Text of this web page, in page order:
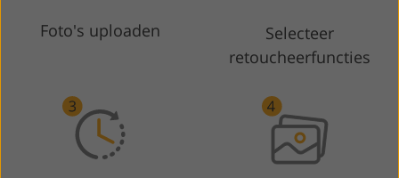
Foto's uploaden
Selecteer
retoucheerfuncties